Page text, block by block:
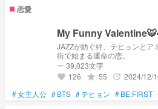
恋愛
My Funny
JAZZが紡ぐ絆、テヒョンとア
街で始まる運命の恋。
ー 39,023文字
favorite 126 grade 55 update 2024/12/
#女主人公 #BTS #テヒョン #BE:FIRST